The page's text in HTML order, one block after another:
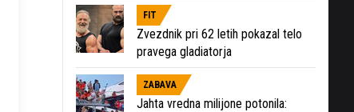
FIT
Zvezdnik pri 62 letih pokazal telo
pravega gladiatorja
ZABAVA
Jahta vredna milijone potonila: